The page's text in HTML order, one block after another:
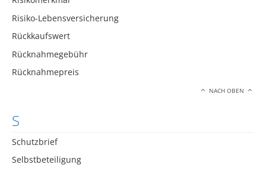
Risiko-Lebensversicherung
Rückkaufswert
Rücknahmegebühr
Rücknahmepreis
NACH OBEN
S
Schutzbrief
Selbstbeteiligung